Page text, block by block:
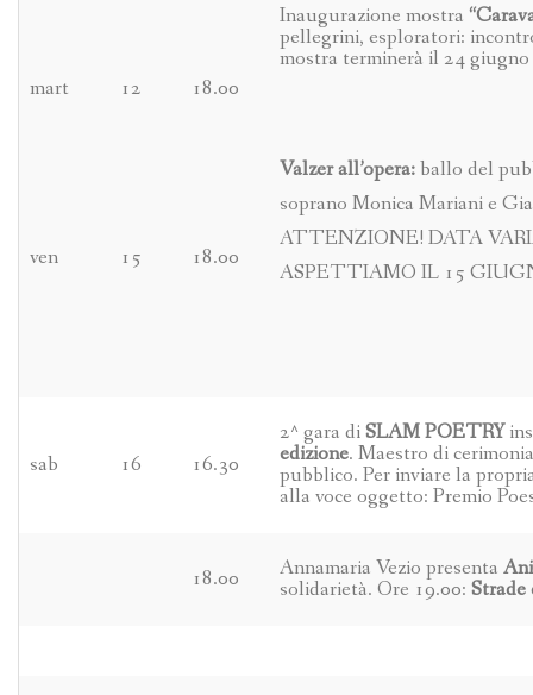
mart
ven
12
15
18.00
18.00
Inaugurazione mostra
pellegrini, esploratori:
mostra terminerà il 24 giugno
Valzer all’opera:ballo del
soprano Monica Mariani e
ATTENZIONE! DATA
ASPETTIAMO IL 15
sab 16 16.30
2^ gara diSLAM POETRY
edizione. Maestro di
pubblico. Per inviare la
alla voce oggetto: Premio
18.00 Annamaria Vezio presenta
solidarietà. Ore 19.00: Strade